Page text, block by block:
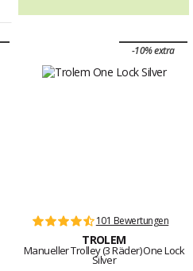
-10% extra
101 Bewertungen
TROLEM
Manueller Trolley (3 Räder) One Lock
Silver